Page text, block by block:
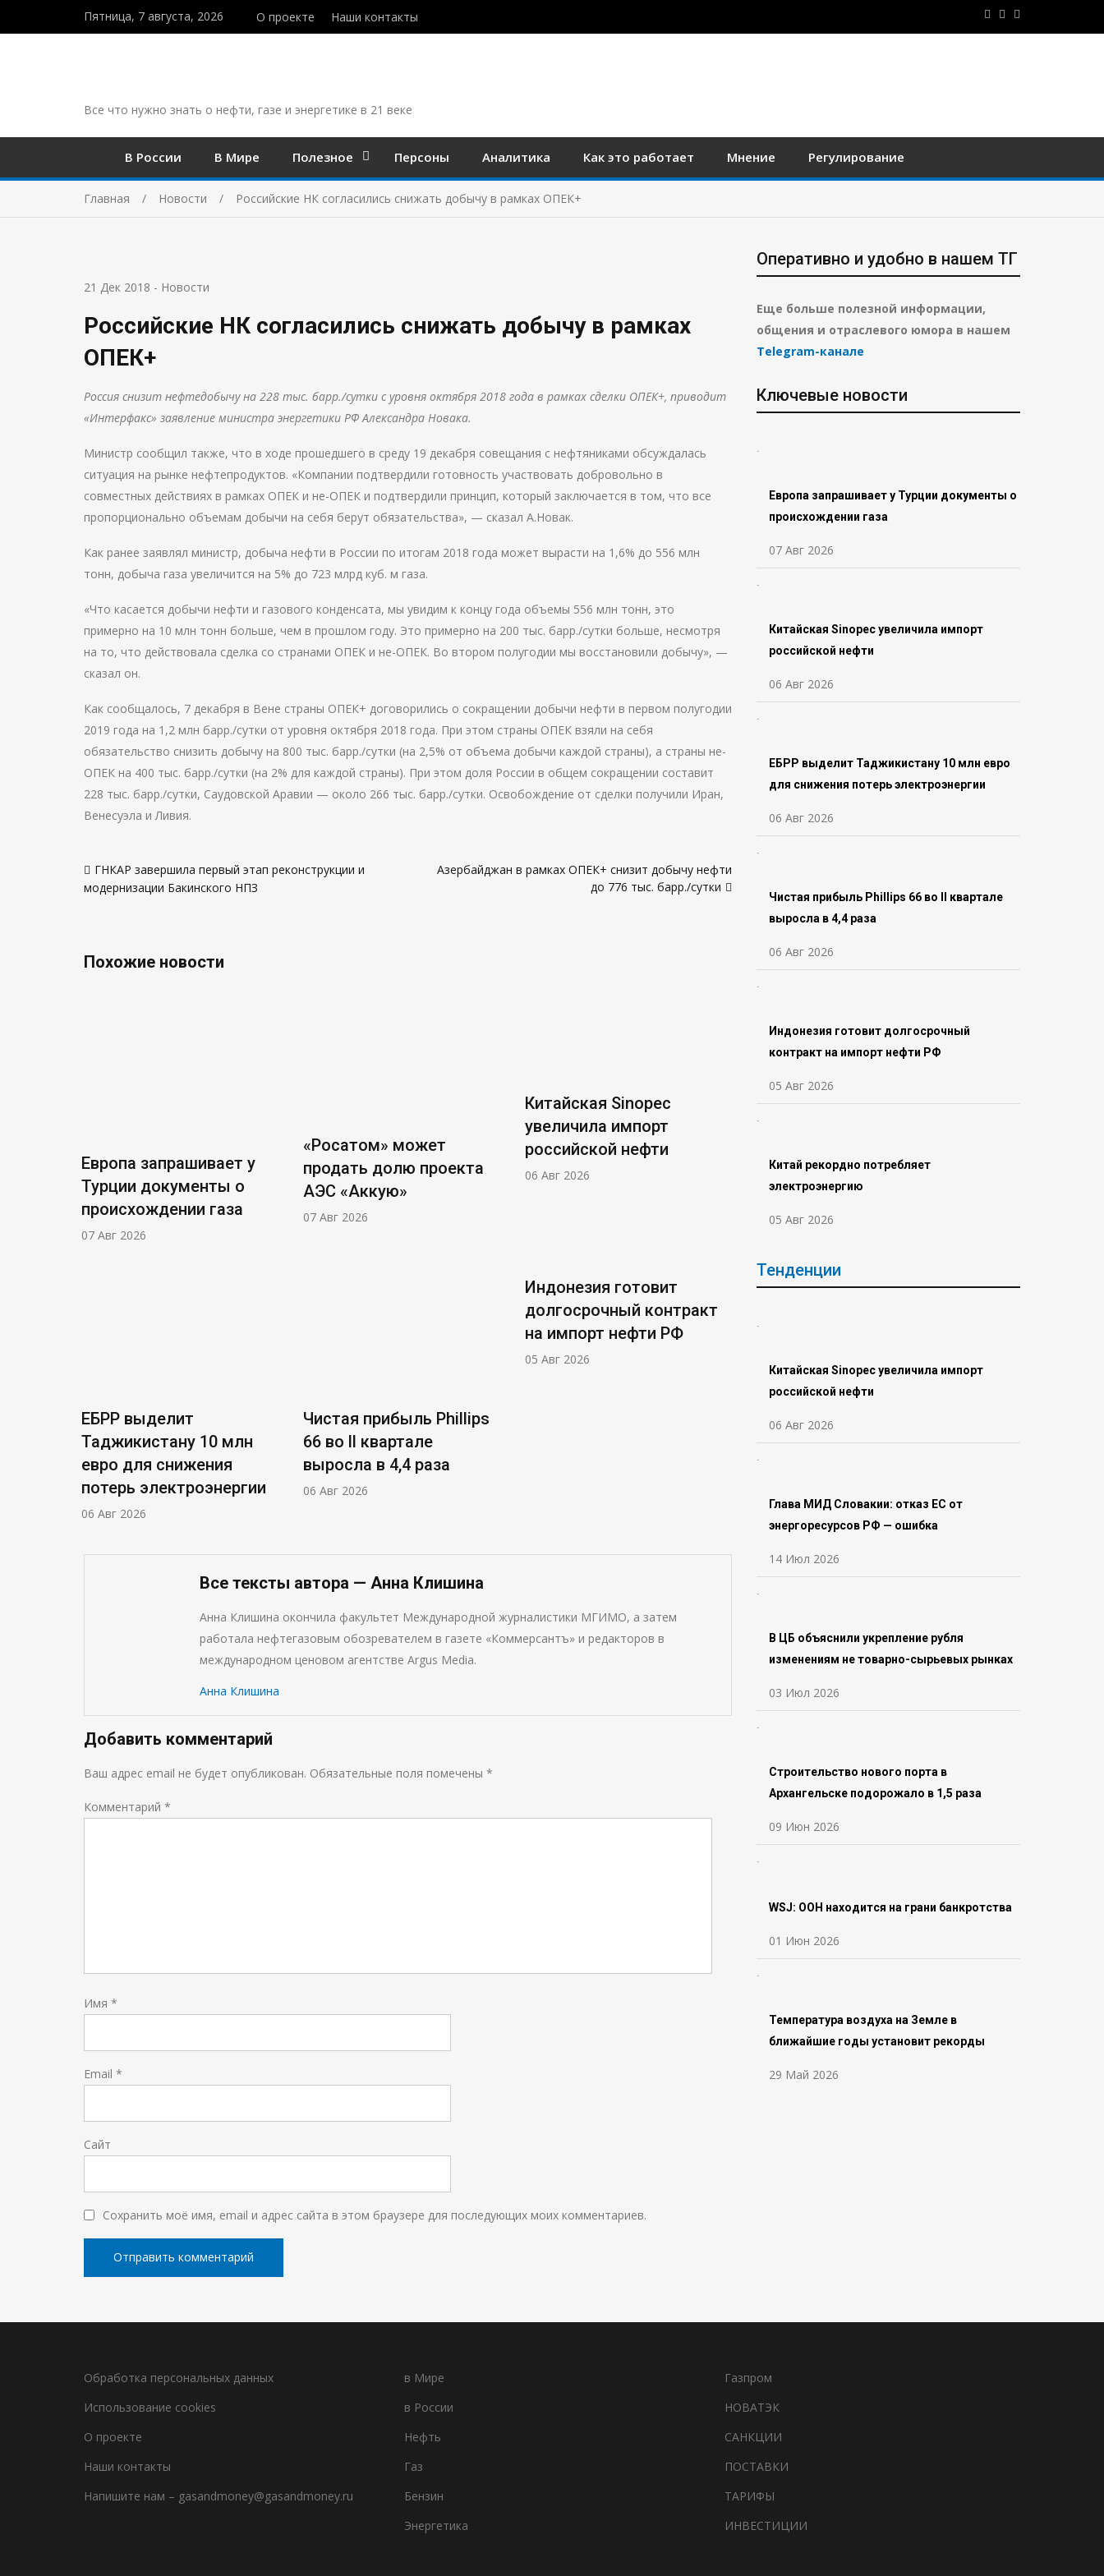
Пятница, 7 августа, 2026 О проекте Наши контакты
Все что нужно знать о нефти, газе и энергетике в 21 веке
В России В Мире Полезное Персоны Аналитика Как это работает Мнение Регулирование
Главная Новости Российские НК согласились снижать добычу в рамках ОПЕК+
21 Дек 2018 - Новости
Российские НК согласились снижать добычу в рамках
ОПЕК+
Россия снизит нефтедобычу на 228 тыс. барр./сутки с уровня октября 2018 года в рамках сделки ОПЕК+, приводит
«Интерфакс» заявление министра энергетики РФ Александра Новака.
Министр сообщил также, что в ходе прошедшего в среду 19 декабря совещания с нефтяниками обсуждалась
ситуация на рынке нефтепродуктов. «Компании подтвердили готовность участвовать добровольно в
совместных действиях в рамках ОПЕК и не-ОПЕК и подтвердили принцип, который заключается в том, что все
пропорционально объемам добычи на себя берут обязательства», — сказал А.Новак.
Как ранее заявлял министр, добыча нефти в России по итогам 2018 года может вырасти на 1,6% до 556 млн
тонн, добыча газа увеличится на 5% до 723 млрд куб. м газа.
«Что касается добычи нефти и газового конденсата, мы увидим к концу года объемы 556 млн тонн, это
примерно на 10 млн тонн больше, чем в прошлом году. Это примерно на 200 тыс. барр./сутки больше, несмотря
на то, что действовала сделка со странами ОПЕК и не-ОПЕК. Во втором полугодии мы восстановили добычу», —
сказал он.
Как сообщалось, 7 декабря в Вене страны ОПЕК+ договорились о сокращении добычи нефти в первом полугодии
2019 года на 1,2 млн барр./сутки от уровня октября 2018 года. При этом страны ОПЕК взяли на себя
обязательство снизить добычу на 800 тыс. барр./сутки (на 2,5% от объема добычи каждой страны), а страны не-
ОПЕК на 400 тыс. барр./сутки (на 2% для каждой страны). При этом доля России в общем сокращении составит
228 тыс. барр./сутки, Саудовской Аравии — около 266 тыс. барр./сутки. Освобождение от сделки получили Иран,
Венесуэла и Ливия.
поГНКАР завершила первый этап реконструкции и
модернизации Бакинского НПЗ
Азербайджан в рамках ОПЕК+ снизит добычу нефти
до 776 тыс. барр./сутки
Похожие новости
Европа запрашивает у
Турции документы о
происхождении газа
07 Авг 2026
«Росатом» может
продать долю проекта
АЭС «Аккую»
07 Авг 2026
Китайская Sinopec
увеличила импорт
российской нефти
06 Авг 2026
ЕБРР выделит
Таджикистану 10 млн
евро для снижения
потерь электроэнергии
06 Авг 2026
Чистая прибыль Phillips
66 во ll квартале
выросла в 4,4 раза
06 Авг 2026
Индонезия готовит
долгосрочный контракт
на импорт нефти РФ
05 Авг 2026
Все тексты автора — Анна Клишина
Анна Клишина окончила факультет Международной журналистики МГИМО, а затем
работала нефтегазовым обозревателем в газете «Коммерсантъ» и редакторов в
международном ценовом агентстве Argus Media.
Анна Клишина
Добавить комментарий
Ваш адрес email не будет опубликован. Обязательные поля помечены *
Комментарий *
Имя *
Email *
Сайт
Сохранить моё имя, email и адрес сайта в этом браузере для последующих моих комментариев.
Оперативно и удобно в нашем ТГ
Еще больше полезной информации,
общения и отраслевого юмора в нашем
Telegram-канале
Ключевые новости
Европа запрашивает у Турции документы о
происхождении газа
07 Авг 2026
Китайская Sinopec увеличила импорт
российской нефти
06 Авг 2026
ЕБРР выделит Таджикистану 10 млн евро
для снижения потерь электроэнергии
06 Авг 2026
Чистая прибыль Phillips 66 во ll квартале
выросла в 4,4 раза
06 Авг 2026
Индонезия готовит долгосрочный
контракт на импорт нефти РФ
05 Авг 2026
Китай рекордно потребляет
электроэнергию
05 Авг 2026
Тенденции
Китайская Sinopec увеличила импорт
российской нефти
06 Авг 2026
Глава МИД Словакии: отказ ЕС от
энергоресурсов РФ — ошибка
14 Июл 2026
В ЦБ объяснили укрепление рубля
изменениям не товарно-сырьевых рынках
03 Июл 2026
Строительство нового порта в
Архангельске подорожало в 1,5 раза
09 Июн 2026
WSJ: ООН находится на грани банкротства
01 Июн 2026
Температура воздуха на Земле в
ближайшие годы установит рекорды
29 Май 2026
Обработка персональных данных
Использование cookies
О проекте
Наши контакты
Напишите нам – gasandmoney@gasandmoney.ru
в Мире
в России
Нефть
Газ
Бензин
Энергетика
Газпром
НОВАТЭК
САНКЦИИ
ПОСТАВКИ
ТАРИФЫ
ИНВЕСТИЦИИ